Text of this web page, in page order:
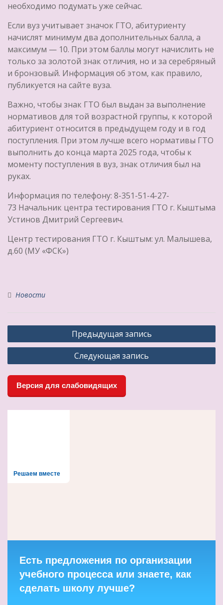
необходимо подумать уже сейчас.
Если вуз учитывает значок ГТО, абитуриенту
начислят минимум два дополнительных балла, а
максимум — 10. При этом баллы могут начислить не
только за золотой знак отличия, но и за серебряный
и бронзовый. Информация об этом, как правило,
публикуется на сайте вуза.
Важно, чтобы знак ГТО был выдан за выполнение
нормативов для той возрастной группы, к которой
абитуриент относится в предыдущем году и в год
поступления. При этом лучше всего нормативы ГТО
выполнить до конца марта 2025 года, чтобы к
моменту поступления в вуз, знак отличия был на
руках.
Информация по телефону: 8-351-51-4-27-
73 Начальник центра тестирования ГТО г. Кыштыма
Устинов Дмитрий Сергеевич.
Центр тестирования ГТО г. Кыштым: ул. Малышева,
д.60 (МУ «ФСК»)
Новости
Навигация
по
Предыдущая запись
Следующая запись
Версия для слабовидящих
Решаем вместе
Есть предложения по организации
учебного процесса или знаете, как
сделать школу лучше?